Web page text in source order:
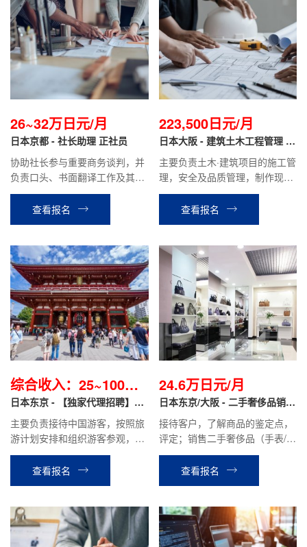
26~32万日元/月
日本京都 - 社长助理 正社员
协助社长参与重要商务谈判，并
负责口头、书面翻译工作及其他
资料的撰写；协助处理银行，行
政，财务相关业务；协助日本商
业信息的收集及业务拓展，做好
查看报名
223,500日元/月
日本大阪 - 建筑土木工程管理 正
社员
主要负责土木·建筑项目的施工管
理，安全及品质管理，制作现场
的施工计划书、报价单、检查报
告等，材料分配管理等业务。
查看报名
综合收入：25~100万
日元不等/月
日本东京 - 【独家代理招聘】导
游职
主要负责接待中国游客，按照旅
游计划安排和组织游客参观，游
览。介绍景点特色，管理游客的
交通，食宿等。协助处理游客在
旅途中遇到的问题。
查看报名
24.6万日元/月
日本东京/大阪 - 二手奢侈品销售
翻译 正社员
接待客户，了解商品的鉴定点，
评定；销售二手奢侈品（手表/服
装/包/宝石/首饰等）；运用
Instagram·TikTok进行SNS宣
传；商品库存管理等工作。
查看报名